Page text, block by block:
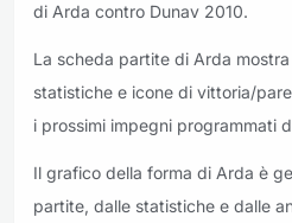
di Arda contro Dunav 2010.
La scheda partite di Arda
statistiche e icone di vittoria/
i prossimi impegni programmati
Il grafico della forma di Arda è
partite, dalle statistiche e dalle